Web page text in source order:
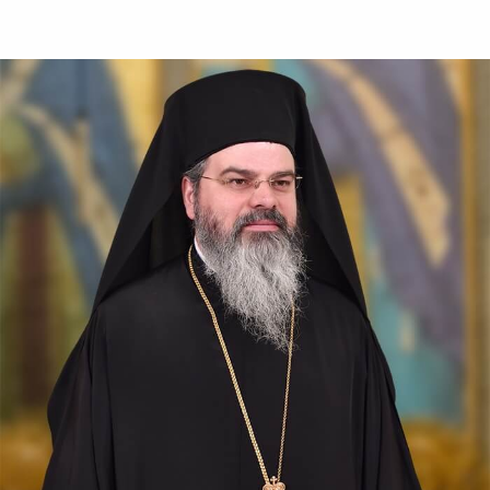
Sfântul Sfințit
Mucenic Xist,
Episcopul Romei
Sfântul Sfințit Mucenic Sixt
era din Atena, de neam
grecesc, și a fost mai întâi
filosof, apoi ucenic al lui
Hristos.
Apostolul zilei
Fraților, v-am scris vouă aceasta, ca nu cumva, la venirea
mea, să am întristare de la aceia care trebuie să mă
bucure, fiind încredințat despre voi toți că bucuria mea
este și...